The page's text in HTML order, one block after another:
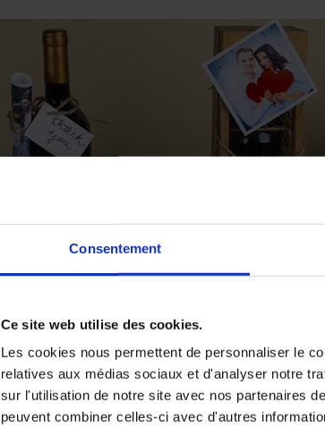
Consentement
Ce site web utilise des cookies.
Les cookies nous permettent de personnaliser le
relatives aux médias sociaux et d'analyser notre
sur l'utilisation de notre site avec nos partenaires
peuvent combiner celles-ci avec d'autres